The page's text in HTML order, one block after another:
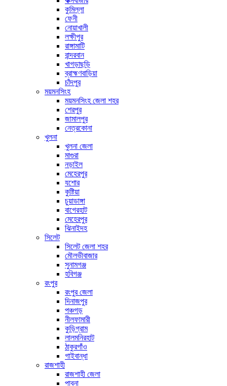
কুমিল্লা
ফেনী
নোয়াখালী
লক্ষীপুর
রাঙ্গামাটি
বান্দরবান
খাগড়াছড়ি
ব্রাহ্মণবাড়িয়া
চাঁদপুর
ময়মনসিংহ
ময়মনসিংহ জেলা শহর
শেরপুর
জামালপুর
নেত্রকোনা
খুলনা
খুলনা জেলা
মাগুরা
নড়াইল
মেহেরপুর
যশোর
কুষ্টিয়া
চুয়াডাঙ্গা
বাগেরহাট
মেহেরপুর
ঝিনাইদহ
সিলেট
সিলেট জেলা শহর
মৌলভীবাজার
সুনামগঞ্জ
হবিগঞ্জ
রংপুর
রংপুর জেলা
দিনাজপুর
পঞ্চগড়
নীলফামারী
কুড়িগ্রাম
লালমনিরহাট
ঠাকুরগাঁও
গাইবান্ধা
রাজশাহী
রাজশাহী জেলা
পাবনা